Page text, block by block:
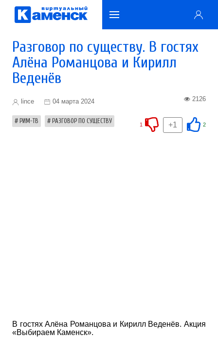
Разговор по существу. В гостях
Алёна Романцова и Кирилл
Веденёв
lince 04 марта 2024 2126
РИМ-ТВ РАЗГОВОР ПО СУЩЕСТВУ 2
+1
1
В гостях Алёна Романцова и Кирилл Веденёв. Акция
«Выбираем Каменск».